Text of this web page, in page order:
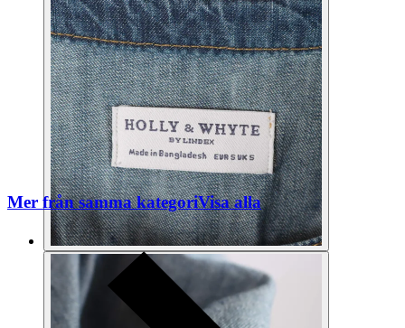
Mer från samma kategoriVisa alla